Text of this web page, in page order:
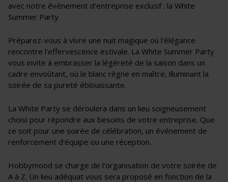
avec notre événement d'entreprise exclusif : la White
Summer Party
Préparez-vous à vivre une nuit magique où l'élégance
rencontre l'effervescence estivale. La White Summer Party
vous invite à embrasser la légèreté de la saison dans un
cadre envoûtant, où le blanc règne en maître, illuminant la
soirée de sa pureté éblouissante.
La White Party se déroulera dans un lieu soigneusement
choisi pour répondre aux besoins de votre entreprise. Que
ce soit pour une soirée de célébration, un événement de
renforcement d'équipe ou une réception.
Hobbymood se charge de l'organisation de votre soirée de
A à Z. Un lieu adéquat vous sera proposé en fonction de la